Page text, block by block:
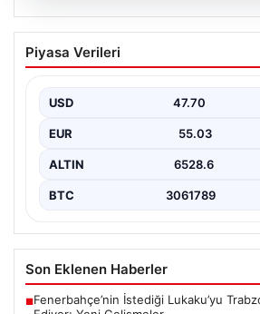
2 yaşındaki bebeği
manevrasıyla kurtaran
Kurtaran Görevlilere Takdir Belgesi",
"İstanbul Sabiha…
Piyasa Verileri
USD 47.70
EUR 55.03
ALTIN 6528.6
BTC 3061789
Son Eklenen Haberler
■Fenerbahçe’nin İstediği Lukaku’yu